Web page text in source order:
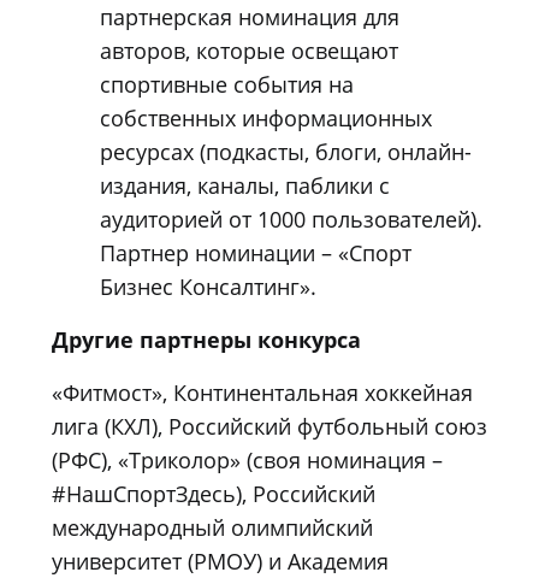
партнерская номинация для
авторов, которые освещают
спортивные события на
собственных информационных
ресурсах (подкасты, блоги, онлайн-
издания, каналы, паблики с
аудиторией от 1000 пользователей).
Партнер номинации – «Спорт
Бизнес Консалтинг».
Другие партнеры конкурса
«Фитмост», Континентальная хоккейная
лига (КХЛ), Российский футбольный союз
(РФС), «Триколор» (своя номинация –
#НашСпортЗдесь), Российский
международный олимпийский
университет (РМОУ) и Академия